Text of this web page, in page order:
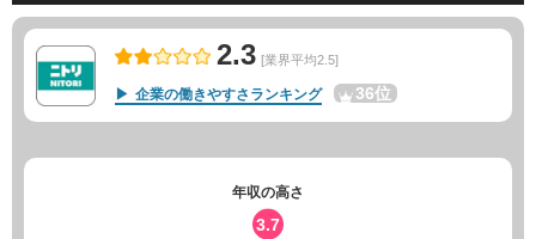
2.3 [業界平均2.5]
企業の働きやすさランキング 36位
年収の高さ
3.7